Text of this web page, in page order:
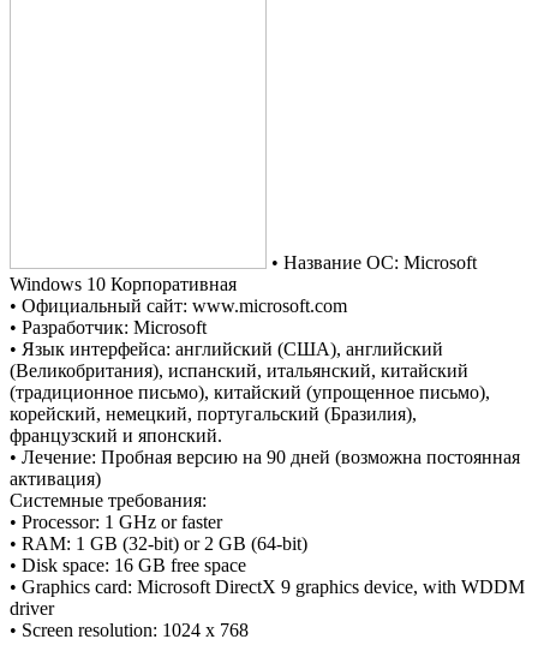
• Название ОС: Microsoft
Windows 10 Корпоративная
• Официальный сайт: www.microsoft.com
• Разработчик: Microsoft
• Язык интерфейса: английский (США), английский
(Великобритания), испанский, итальянский, китайский
(традиционное письмо), китайский (упрощенное письмо),
корейский, немецкий, португальский (Бразилия),
французский и японский.
• Лечение: Пробная версию на 90 дней (возможна постоянная
активация)
Системные требования:
• Processor: 1 GHz or faster
• RAM: 1 GB (32-bit) or 2 GB (64-bit)
• Disk space: 16 GB free space
• Graphics card: Microsoft DirectX 9 graphics device, with WDDM
driver
• Screen resolution: 1024 x 768